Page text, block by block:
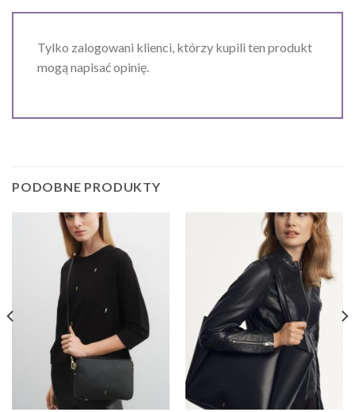
Tylko zalogowani klienci, którzy kupili ten produkt
mogą napisać opinię.
PODOBNE PRODUKTY